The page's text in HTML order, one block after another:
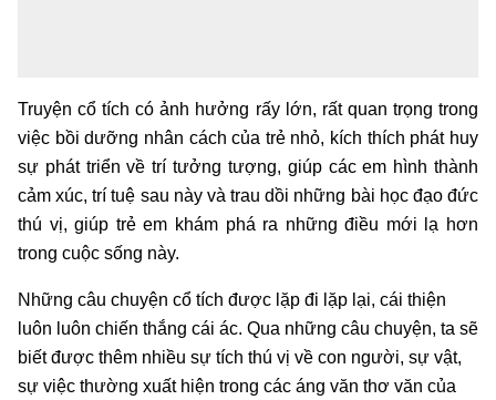
Truyện cổ tích có ảnh hưởng rấy lớn, rất quan trọng trong
việc bồi dưỡng nhân cách của trẻ nhỏ, kích thích phát huy
sự phát triển về trí tưởng tượng, giúp các em hình thành
cảm xúc, trí tuệ sau này và trau dồi những bài học đạo đức
thú vị, giúp trẻ em khám phá ra những điều mới lạ hơn
trong cuộc sống này.
Những câu chuyện cổ tích được lặp đi lặp lại, cái thiện
luôn luôn chiến thắng cái ác. Qua những câu chuyện, ta sẽ
biết được thêm nhiều sự tích thú vị về con người, sự vật,
sự việc thường xuất hiện trong các áng văn thơ văn của